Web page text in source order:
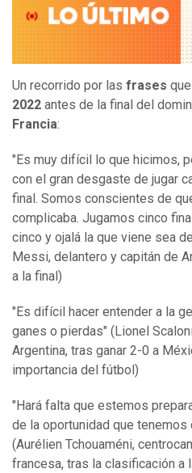
Un recorrido por las frases que
2022 antes de la final del
Francia:
"Es muy difícil lo que hicimos,
con el gran desgaste de jugar
final. Somos conscientes de
complicaba. Jugamos cinco
cinco y ojalá la que viene sea
Messi, delantero y capitán de
a la final)
"Es difícil hacer entender a la
ganes o pierdas" (Lionel
Argentina, tras ganar 2-0 a
importancia del fútbol)
"Hará falta que estemos
de la oportunidad que
(Aurélien Tchouaméni,
francesa, tras la clasificación a